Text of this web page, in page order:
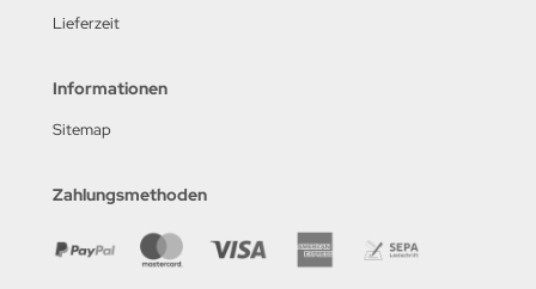
Lieferzeit
Informationen
Sitemap
Zahlungsmethoden